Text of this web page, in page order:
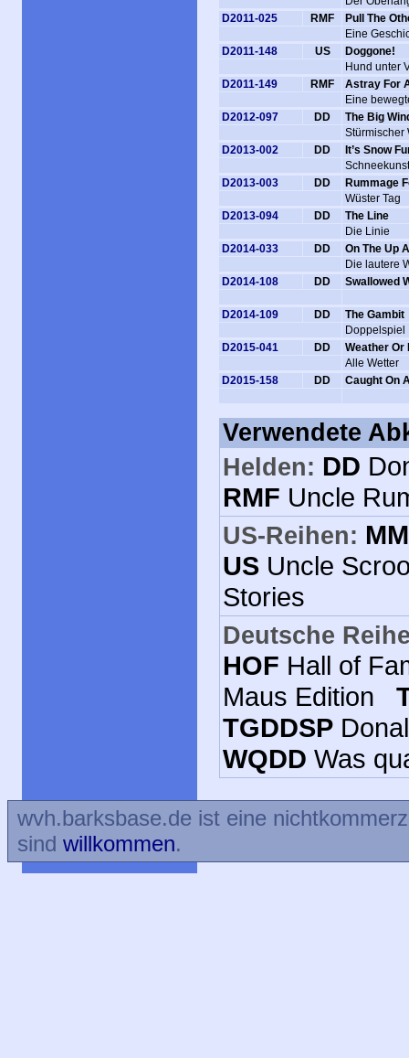
D2011-025
RMF
Pull The
Eine
D2011-148
US
Doggone!
Hund unter
D2011-149
RMF
Astray For
Eine
D2012-097
DD
The Big
Stürmischer
D2013-002
DD
It’s Snow
Schneekunst
D2013-003
DD
Rummage
Wüster Tag
D2013-094
DD
The Line
Die Linie
D2014-033
DD
On The Up
Die lautere
D2014-108
DD Swallowed
D2014-109 DD
The Gambit
Doppelspiel
D2015-041
DD
Weather Or
Alle Wetter
D2015-158
DD Caught On
Verwendete
Helden: DD
RMF Uncle
US-Reihen:
US Uncle
Stories
Deutsche
HOF Hall of
Maus Edition
TGDDSP
WQDD Was
wvh.barksbase.de ist eine
sind willkommen.